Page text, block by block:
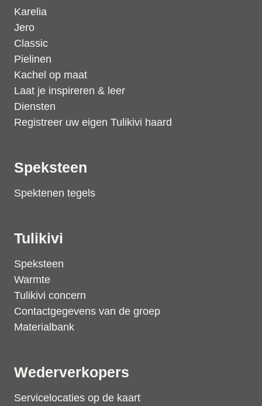
Karelia
Jero
Classic
Pielinen
Kachel op maat
Laat je inspireren & leer
Diensten
Registreer uw eigen Tulikivi haard
Speksteen
Spektenen tegels
Tulikivi
Speksteen
Warmte
Tulikivi concern
Contactgegevens van de groep
Materialbank
Wederverkopers
Servicelocaties op de kaart